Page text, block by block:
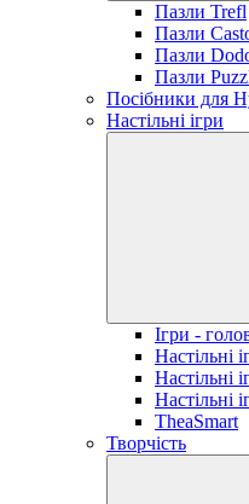
Пазли Trefl
Пазли
Пазли
Пазли
Посібники для
Настільні ігри
Ігри -
Настільні
Настільні
Настільні
TheaSmart
Творчість